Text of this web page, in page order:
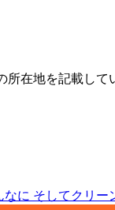
所在地を記載して